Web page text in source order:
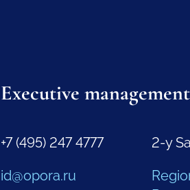
Executive management
+7 (495) 247 4777
id@opora.ru
2-y